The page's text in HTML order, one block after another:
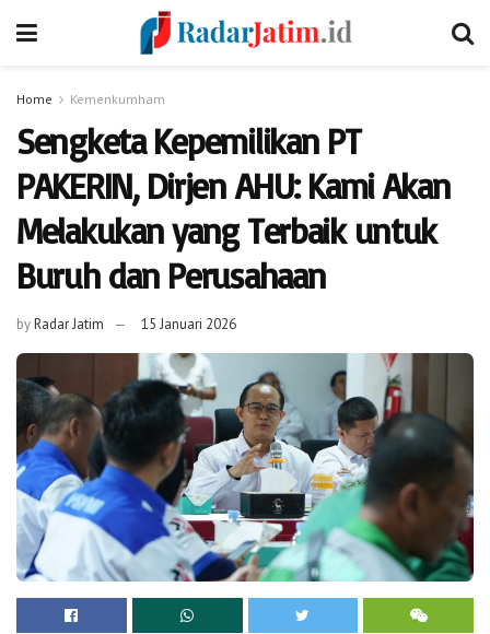
Home Kemenkumham
Sengketa Kepemilikan PT
PAKERIN, Dirjen AHU: Kami Akan
Melakukan yang Terbaik untuk
Buruh dan Perusahaan
byRadar Jatim 15 Januari 2026